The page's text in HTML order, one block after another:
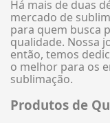
Há mais de duas
mercado de
para quem busca
qualidade. Nossa
então, temos
o melhor para os
sublimação.
Produtos de